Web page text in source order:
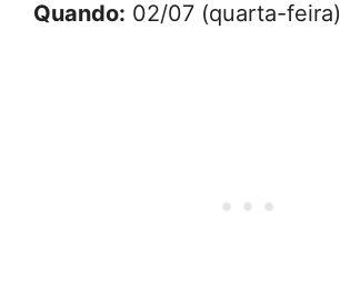
Quando: 02/07 (quarta-feira)